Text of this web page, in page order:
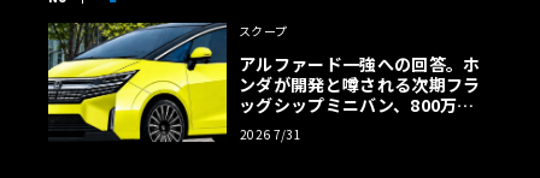
スクープ
アルファード一強への回答。ホ
ンダが開発と噂される次期フラ
ッグシップミニバン、800万円
超の勝算【予想CG】
2026 7/31